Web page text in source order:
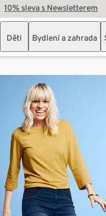
10% sleva s Newsletterem
Děti Bydlení a zahrada